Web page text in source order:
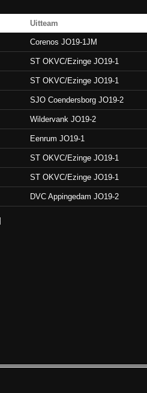
Uitteam
Corenos JO19-1JM
ST OKVC/Ezinge JO19-1
ST OKVC/Ezinge JO19-1
SJO Coendersborg JO19-2
Wildervank JO19-2
Eenrum JO19-1
ST OKVC/Ezinge JO19-1
ST OKVC/Ezinge JO19-1
DVC Appingedam JO19-2